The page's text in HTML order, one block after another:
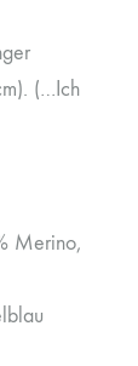
(…Ich
Merino,